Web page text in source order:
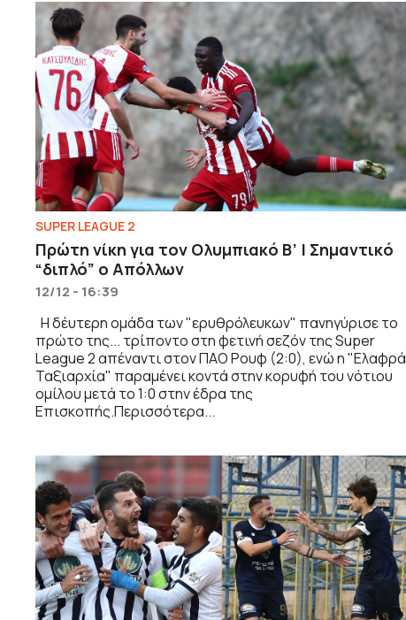
SUPER LEAGUE 2
Πρώτη νίκη για τον Ολυμπιακό Β’ | Σημαντικό
“διπλό” ο Απόλλων
12/12 - 16:39
Η δέυτερη ομάδα των "ερυθρόλευκων" πανηγύρισε το
πρώτο της... τρίποντο στη φετινή σεζόν της Super
League 2 απέναντι στον ΠΑΟ Ρουφ (2:0), ενώ η "Ελαφρά
Ταξιαρχία" παραμένει κοντά στην κορυφή του νότιου
ομίλου μετά το 1:0 στην έδρα της
Επισκοπής.Περισσότερα...